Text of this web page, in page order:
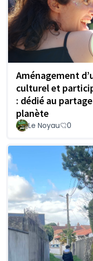
Aménagement
culturel et
: dédié au
planète
Le Noyau 0